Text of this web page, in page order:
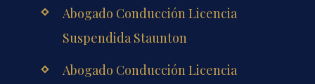
Abogado Conducción Licencia
Suspendida Staunton
Abogado Conducción Licencia